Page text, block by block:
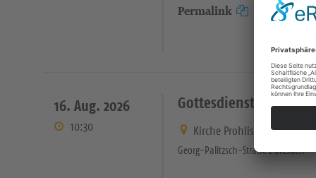
Permalink
16. Aug. 2026
10:30
Gottesdienst
Kirche Prohlis
Georg-Palitzsch-Straße 2 Dresden